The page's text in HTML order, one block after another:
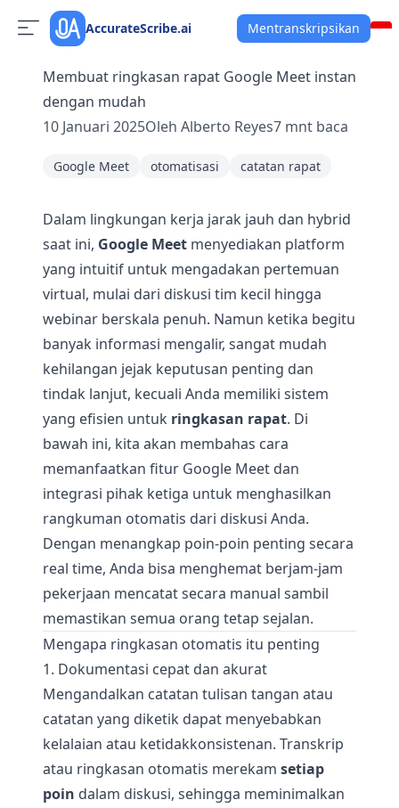
AccurateScribe.ai Mentranskripsikan
Membuat ringkasan rapat Google Meet instan
dengan mudah
10 Januari 2025Oleh Alberto Reyes7 mnt baca
Google Meet otomatisasi catatan rapat
Dalam lingkungan kerja jarak jauh dan hybrid
saat ini, Google Meet menyediakan platform
yang intuitif untuk mengadakan pertemuan
virtual, mulai dari diskusi tim kecil hingga
webinar berskala penuh. Namun ketika begitu
banyak informasi mengalir, sangat mudah
kehilangan jejak keputusan penting dan
tindak lanjut, kecuali Anda memiliki sistem
yang efisien untuk ringkasan rapat. Di
bawah ini, kita akan membahas cara
memanfaatkan fitur Google Meet dan
integrasi pihak ketiga untuk menghasilkan
rangkuman otomatis dari diskusi Anda.
Dengan menangkap poin-poin penting secara
real time, Anda bisa menghemat berjam-jam
pekerjaan mencatat secara manual sambil
memastikan semua orang tetap sejalan.
Mengapa ringkasan otomatis itu penting
1. Dokumentasi cepat dan akurat
Mengandalkan catatan tulisan tangan atau
catatan yang diketik dapat menyebabkan
kelalaian atau ketidakkonsistenan. Transkrip
atau ringkasan otomatis merekam setiap
poin dalam diskusi, sehingga meminimalkan